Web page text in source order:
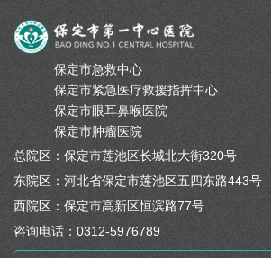
保定市急救中心
保定市紧急医疗救援指挥中心
保定市眼耳鼻喉医院
保定市肿瘤医院
总院区：保定市莲池区长城北大街320号
东院区：河北省保定市莲池区五四东路443号
西院区：保定市高新区恒滨路77号
咨询电话：0312-5976789